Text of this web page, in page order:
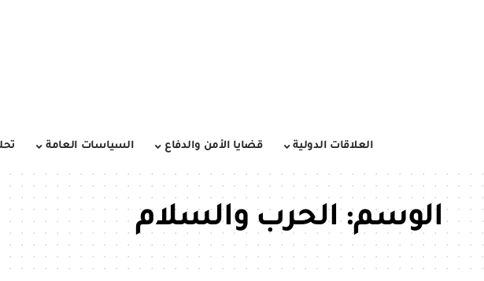
العلاقات الدولية قضايا الأمن والدفاع السياسات العامة
الوسم:الحرب والسلام